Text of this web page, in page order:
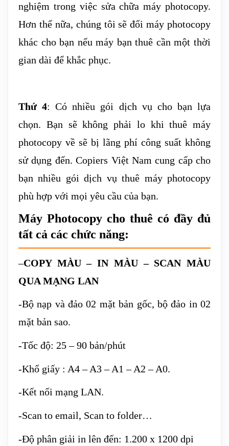
nghiệm trong việc sửa chữa máy photocopy.
Hơn thế nữa, chúng tôi sẽ đổi máy photocopy
khác cho bạn nếu máy bạn thuê cần một thời
gian dài để khắc phục.
Thứ 4: Có nhiều gói dịch vụ cho bạn lựa
chọn. Bạn sẽ không phải lo khi thuê máy
photocopy về sẽ bị lãng phí công suất không
sử dụng đến. Copiers Việt Nam cung cấp cho
bạn nhiều gói dịch vụ thuê máy photocopy
phù hợp với mọi yêu cầu của bạn.
Máy Photocopy cho thuê có đầy đủ
tất cả các chức năng:
–COPY MÀU – IN MÀU – SCAN MÀU
QUA MẠNG LAN
-Bộ nạp và đảo 02 mặt bản gốc, bộ đảo in 02
mặt bản sao.
-Tốc độ: 25 – 90 bản/phút
-Khổ giấy : A4 – A3 – A1 – A2 – A0.
-Kết nối mạng LAN.
-Scan to email, Scan to folder…
-Độ phân giải in lên đến: 1.200 x 1200 dpi